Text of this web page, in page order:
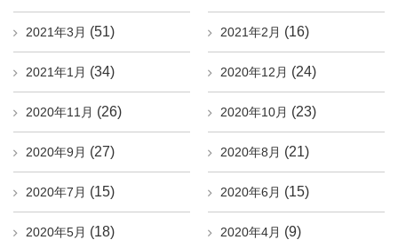
2021年3月 (51) 2021年2月 (16)
2021年1月 (34) 2020年12月 (24)
2020年11月 (26) 2020年10月 (23)
2020年9月 (27) 2020年8月 (21)
2020年7月 (15) 2020年6月 (15)
2020年5月 (18) 2020年4月 (9)